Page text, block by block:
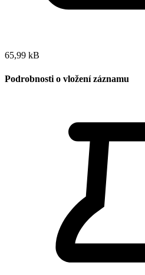
65,99 kB
Podrobnosti o vložení záznamu